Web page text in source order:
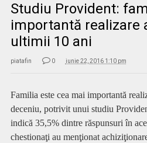
Studiu Provident:
importantă realizare
ultimii 10 ani
piatafin 0 iunie 22, 2016 1:10 pm
Familia este cea mai importantă
deceniu, potrivit unui studiu
indică 35,5% dintre răspunsuri în
chestionaţi au menţionat